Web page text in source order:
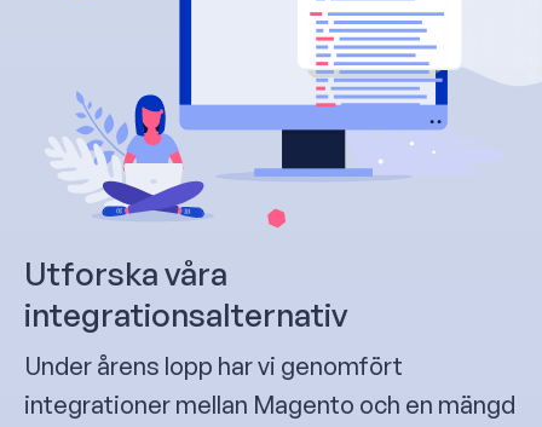
Utforska våra
integrationsalternativ
Under årens lopp har vi genomfört
integrationer mellan Magento och en mängd